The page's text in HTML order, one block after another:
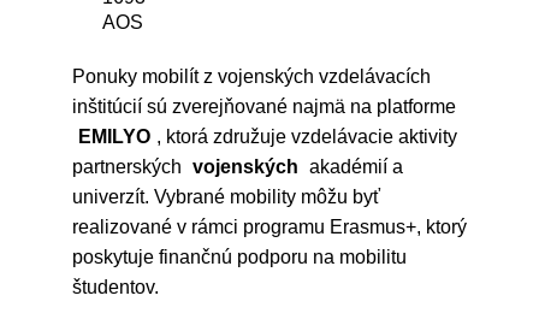
AOS
Ponuky mobilít z vojenských vzdelávacích
inštitúcií sú zverejňované najmä na platforme
EMILYO , ktorá združuje vzdelávacie aktivity
partnerských vojenských akadémií a
univerzít. Vybrané mobility môžu byť
realizované v rámci programu Erasmus+, ktorý
poskytuje finančnú podporu na mobilitu
študentov.